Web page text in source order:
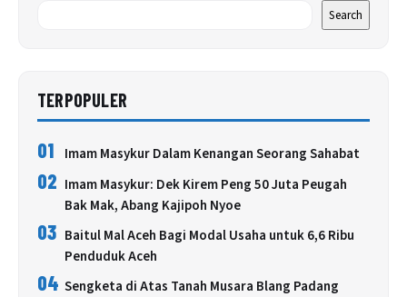
Search
TERPOPULER
01 Imam Masykur Dalam Kenangan Seorang Sahabat
02 Imam Masykur: Dek Kirem Peng 50 Juta Peugah
Bak Mak, Abang Kajipoh Nyoe
03 Baitul Mal Aceh Bagi Modal Usaha untuk 6,6 Ribu
Penduduk Aceh
04 Sengketa di Atas Tanah Musara Blang Padang